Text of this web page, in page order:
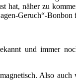
hat, näher zu
Geruch“-
und immer
Also